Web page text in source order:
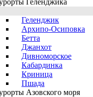
Геленджика
Геленджик
Архипо-Осиповка
Бетта
Джанхот
Дивноморское
Кабардинка
Криница
Пшада
Азовского моря